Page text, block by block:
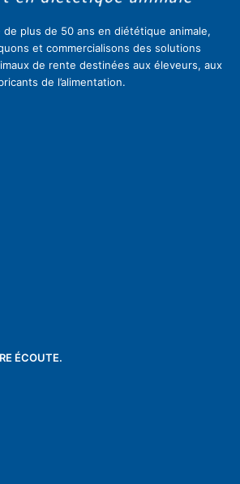
de plus de 50 ans en diététique animale,
et commercialisons des solutions
de rente destinées aux éleveurs, aux
de l’alimentation.
ÉCOUTE.